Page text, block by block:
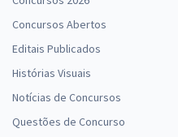
Concursos Abertos
Editais Publicados
Histórias Visuais
Notícias de Concursos
Questões de Concurso